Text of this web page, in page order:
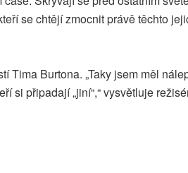
se chtějí zmocnit právě těchto
Burtona. „Taky jsem měl
si připadají „jiní“,“ vysvětluje